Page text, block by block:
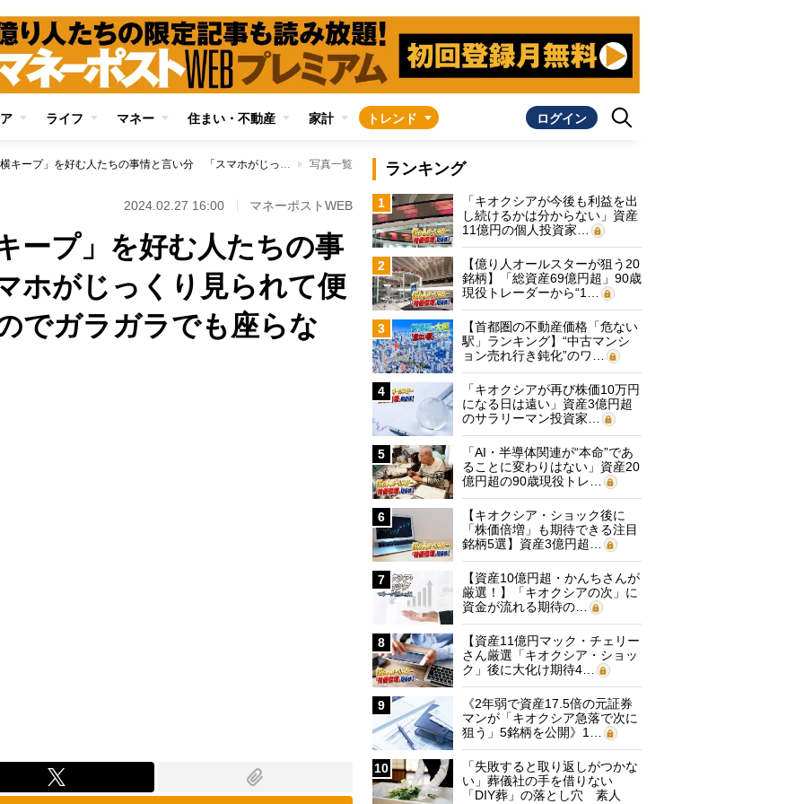
ライフ マネー 住まい・不動産 家計 トレンド ログイン
電車内で「ドア横キープ」を好む人たちの事情と言い分 「スマホがじっくり見られて便利」「酔いやすいのでガラガラでも座らない」 写真一覧
2024.02.27 16:00 マネーポストWEB
ープ」を好む人たちの事
がじっくり見られて便
でガラガラでも座らな
ランキング
1
「キオクシアが今後も利益を出
し続けるかは分からない」資産
11億円の個人投資家…
2
【億り人オールスターが狙う20
銘柄】「総資産69億円超」90歳
現役トレーダーから“1…
3
【首都圏の不動産価格「危ない
駅」ランキング】“中古マンシ
ョン売れ行き鈍化”のワ…
4
「キオクシアが再び株価10万円
になる日は遠い」資産3億円超
のサラリーマン投資家…
5
「AI・半導体関連が“本命”であ
ることに変わりはない」資産20
億円超の90歳現役トレ…
6
【キオクシア・ショック後に
「株価倍増」も期待できる注目
銘柄5選】資産3億円超…
7
【資産10億円超・かんちさんが
厳選！】「キオクシアの次」に
資金が流れる期待の…
8
【資産11億円マック・チェリー
さん厳選「キオクシア・ショッ
ク」後に大化け期待4…
9
《2年弱で資産17.5倍の元証券
マンが「キオクシア急落で次に
狙う」5銘柄を公開》1…
10
「失敗すると取り返しがつかな
い」葬儀社の手を借りない
「DIY葬」の落とし穴 素人